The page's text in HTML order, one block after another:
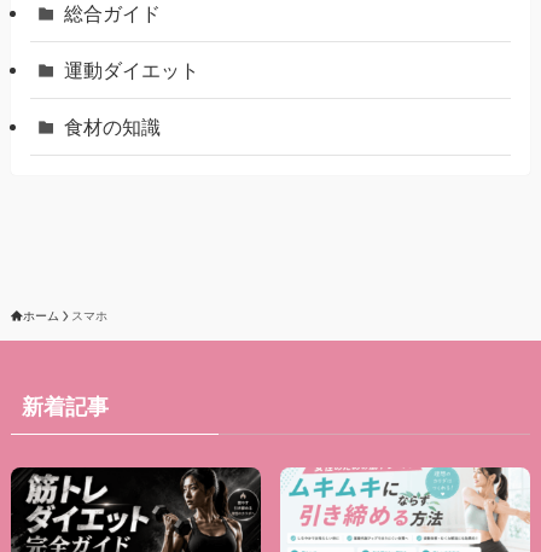
総合ガイド
運動ダイエット
食材の知識
ホーム スマホ
新着記事